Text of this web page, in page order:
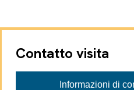
Contatto visita
Informazioni di